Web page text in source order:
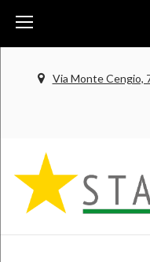
e
Via Monte Cengio,